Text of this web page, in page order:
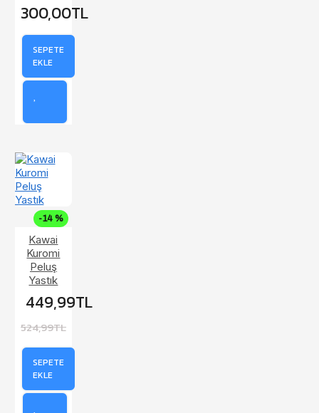
300,00TL
SEPETE
EKLE
-14 %
Kawai
Kuromi
Peluş
Yastık
449,99TL
524,99TL
SEPETE
EKLE